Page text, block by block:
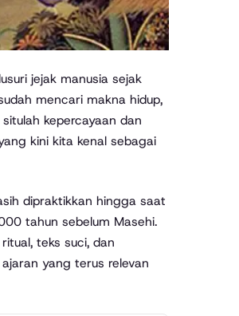
mencari makna hidup,
kepercayaan dan
kini kita kenal sebagai
dipraktikkan hingga saat
tahun sebelum Masehi.
teks suci, dan
yang terus relevan